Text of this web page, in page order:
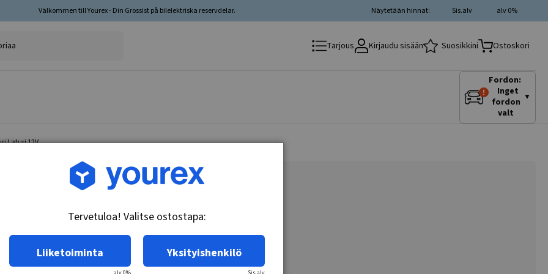
Välkommen till Yourex - Din Grossist på bilelektriska reservdelar. alv 0%
Sis.alv
Näytetään hinnat:
Tarjous Kirjaudu sisään Suosikkini Ostoskori
Fordon:
Inget
fordon
valt
▼
Laturi 12V
Tuotenro.: DR-1964393
Tervetuloa! Valitse ostostapa:
Liiketoiminta Yksityishenkilö